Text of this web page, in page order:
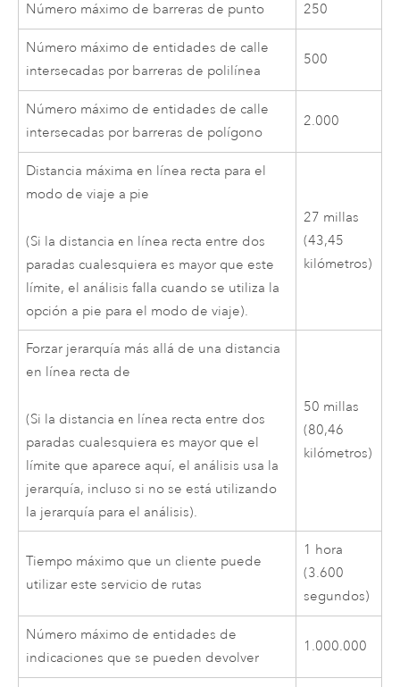
Número máximo de barreras de punto 250
Número máximo de entidades de calle
intersecadas por barreras de polilínea
500
Número máximo de entidades de calle
intersecadas por barreras de polígono
2.000
Distancia máxima en línea recta para el
modo de viaje a pie
(Si la distancia en línea recta entre dos
paradas cualesquiera es mayor que este
límite, el análisis falla cuando se utiliza la
opción a pie para el modo de viaje).
27 millas
(43,45
kilómetros)
Forzar jerarquía más allá de una distancia
en línea recta de
(Si la distancia en línea recta entre dos
paradas cualesquiera es mayor que el
límite que aparece aquí, el análisis usa la
jerarquía, incluso si no se está utilizando
la jerarquía para el análisis).
50 millas
(80,46
kilómetros)
Tiempo máximo que un cliente puede
utilizar este servicio de rutas
1 hora
(3.600
segundos)
Número máximo de entidades de
indicaciones que se pueden devolver
1.000.000